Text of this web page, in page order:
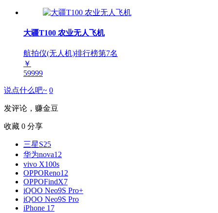
大疆T100 农业无人飞机
航拍仪(无人机)排行榜第7名
￥
59999
说点什么吧~ 0
发评论，赚金豆
收藏 0 分享
三星S25
华为nova12
vivo X100s
OPPOReno12
OPPOFindX7
iQOO Neo9S Pro+
iQOO Neo9S Pro
iPhone 17